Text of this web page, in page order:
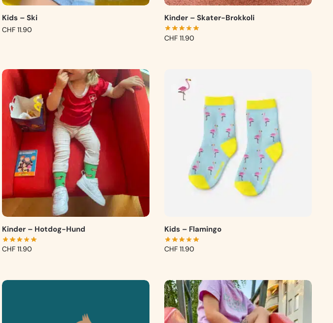
Kids – Ski
CHF 11.90
Kinder – Skater-Brokkoli
CHF 11.90
Kinder – Hotdog-Hund
CHF 11.90
Kids – Flamingo
CHF 11.90